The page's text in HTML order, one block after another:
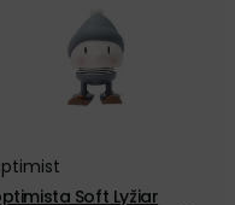
Soft Lyžiar